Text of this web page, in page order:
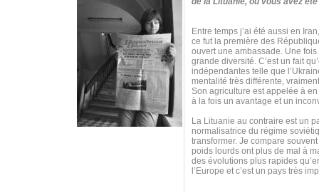
Entre temps j’ai été aussi en
ce fut la première des
ouvert une ambassade. Une
grande diversité. C’est un fait
indépendantes telle que
mentalité très différente,
Son agriculture est appelée à
à la fois un avantage et un
La Lituanie au contraire est un
normalisatrice du régime
transformer. Je compare
poids lourds ont plus de mal à
des évolutions plus rapides
l’Europe et c’est un pays très